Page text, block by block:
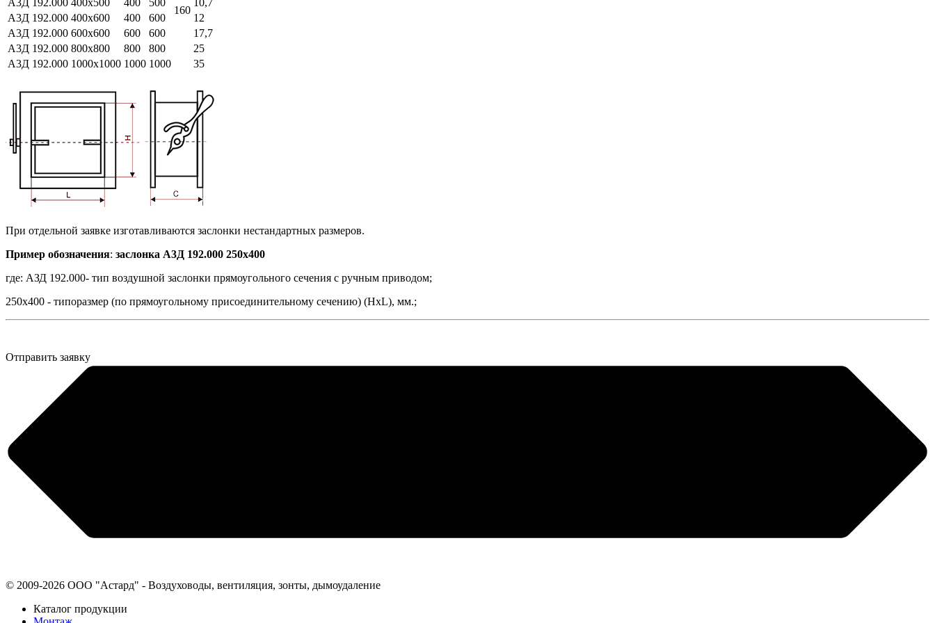
160
А3Д 192.000 400х600
400 600
12
А3Д 192.000 600х600
600 600
17,7
А3Д 192.000 800х800
800 800
25
А3Д 192.000 1000х1000 1000 1000 35
При отдельной заявке изготавливаются заслонки нестандартных размеров.
Пример обозначения: заслонка А3Д 192.000 250х400
где: АЗД 192.000- тип воздушной заслонки прямоугольного сечения с ручным приводом;
250х400 - типоразмер (по прямоугольному присоединительному сечению) (HxL), мм.;
Отправить заявку
© 2009-2026 ООО "Астард" - Воздуховоды, вентиляция, зонты, дымоудаление
Каталог продукции